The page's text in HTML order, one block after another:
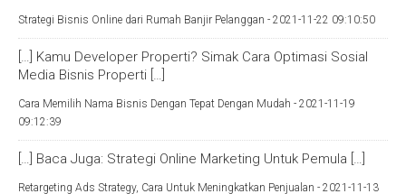
Strategi Bisnis Online dari Rumah Banjir Pelanggan - 2021-11-22 09:10:50
[…] Kamu Developer Properti? Simak Cara Optimasi Sosial
Media Bisnis Properti […]
Cara Memilih Nama Bisnis Dengan Tepat Dengan Mudah - 2021-11-19
09:12:39
[…] Baca Juga: Strategi Online Marketing Untuk Pemula […]
Retargeting Ads Strategy, Cara Untuk Meningkatkan Penjualan - 2021-11-13